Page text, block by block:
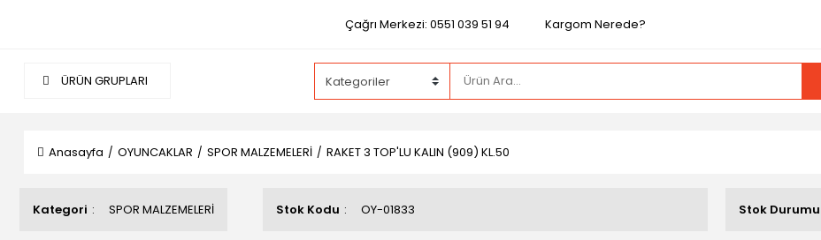
Çağrı Merkezi: 0551 039 51 94 Kargom Nerede?
ÜRÜN GRUPLARI
Anasayfa OYUNCAKLAR SPOR MALZEMELERİ RAKET 3 TOP'LU KALIN (909) KL.50
Kategori SPOR MALZEMELERİ Stok Kodu OY-01833 Stok Durumu